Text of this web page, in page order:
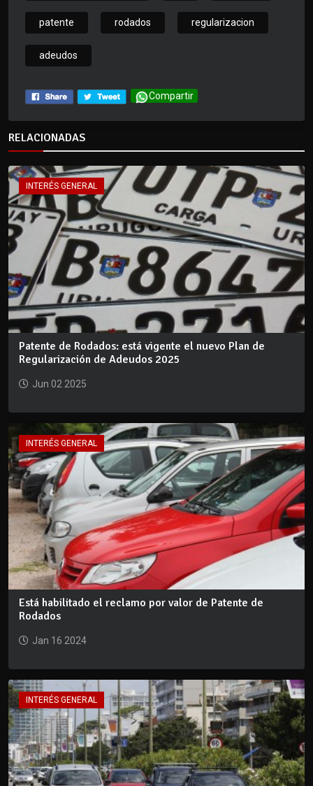
patente rodados regularizacion
adeudos
Compartir
RELACIONADAS
INTERÉS GENERAL
Patente de Rodados: está vigente el nuevo Plan de
Regularización de Adeudos 2025
Jun 02 2025
INTERÉS GENERAL
Está habilitado el reclamo por valor de Patente de
Rodados
Jan 16 2024
INTERÉS GENERAL